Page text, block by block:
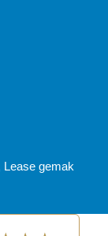
Lease gemak